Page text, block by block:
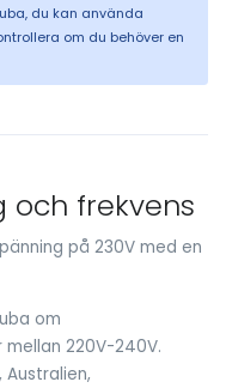
du kan använda
om du behöver en
och frekvens
på 230V med en
om
220V-240V.